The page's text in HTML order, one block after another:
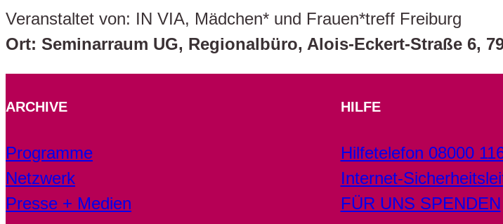
Veranstaltet von: IN VIA, Mädchen* und Frauen*treff Freiburg
Ort: Seminarraum UG, Regionalbüro, Alois-Eckert-Straße 6,
ARCHIVE
Programme
Netzwerk
Presse + Medien
HILFE
Hilfetelefon 08000
Internet-
FÜR UNS SPENDEN